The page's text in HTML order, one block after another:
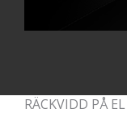
RÄCKVIDD PÅ EL